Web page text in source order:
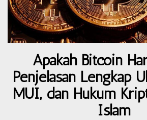
Apakah Bitcoin
Penjelasan Lengkap
MUI, dan Hukum
Islam